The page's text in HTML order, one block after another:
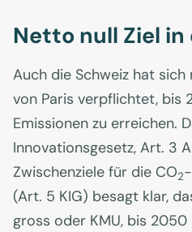
Netto null Ziel in
Auch die Schweiz hat
von Paris verpflichtet, bis
Emissionen zu erreichen.
Innovationsgesetz, Art. 3
Zwischenziele für die CO2
(Art. 5 KIG) besagt klar,
gross oder KMU, bis